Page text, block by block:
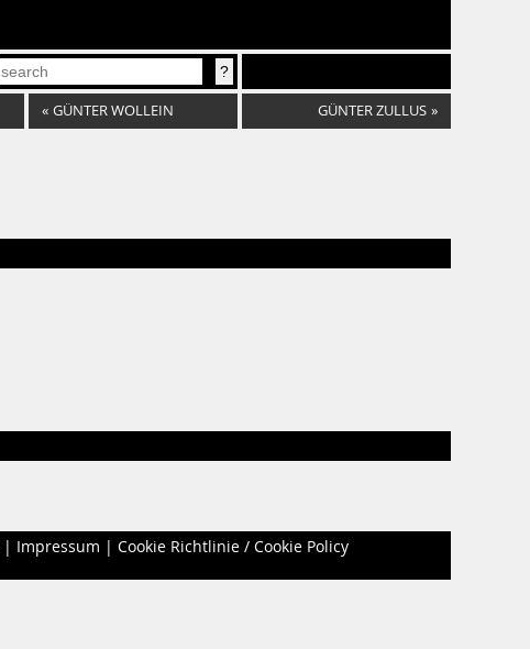
« GÜNTER WOLLEIN GÜNTER ZULLUS »
| Impressum | Cookie Richtlinie / Cookie Policy